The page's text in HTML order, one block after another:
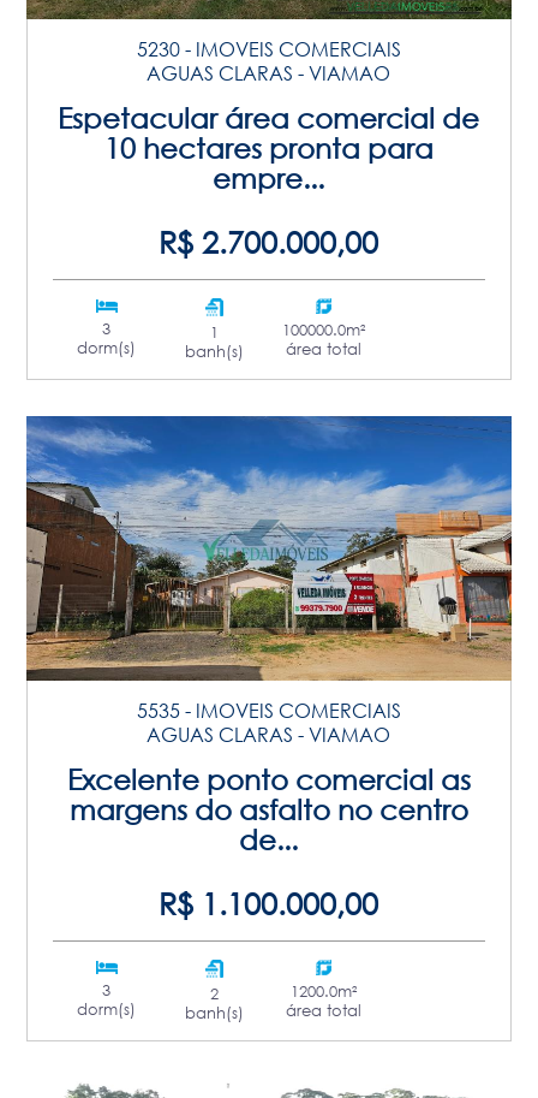
5230 - IMOVEIS COMERCIAIS
AGUAS CLARAS - VIAMAO
Espetacular área comercial de
10 hectares pronta para
empre...
R$ 2.700.000,00
3
dorm(s)
1
banh(s)
100000.0m²
área total
5535 - IMOVEIS COMERCIAIS
AGUAS CLARAS - VIAMAO
Excelente ponto comercial as
margens do asfalto no centro
de...
R$ 1.100.000,00
3
dorm(s)
2
banh(s)
1200.0m²
área total